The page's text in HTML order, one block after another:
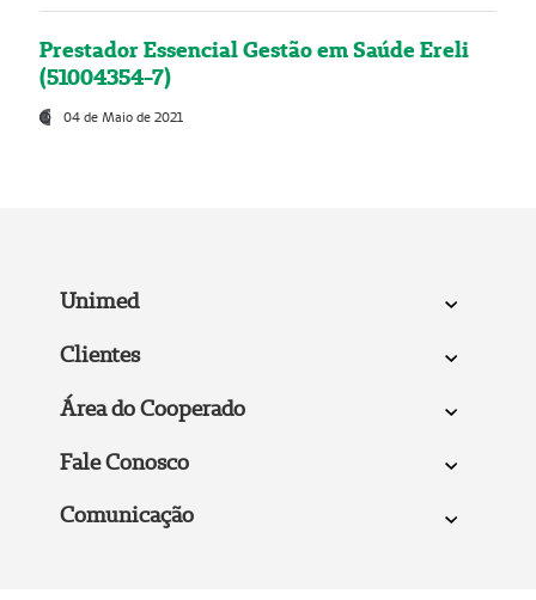
Prestador Essencial Gestão em Saúde Ereli
(51004354-7)
04 de Maio de 2021
Unimed
Clientes
Área do Cooperado
Fale Conosco
Comunicação